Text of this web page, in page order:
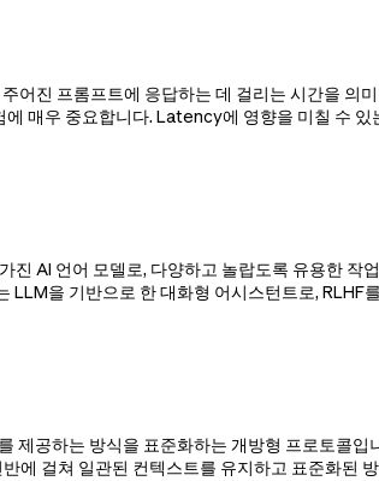
진 프롬프트에 응답하는 데 걸리는 시간을 의
매우 중요합니다. Latency에 영향을 미칠 수
AI 언어 모델로, 다양하고 놀랍도록 유용한 작
을 기반으로 한 대화형 어시스턴트로,
하는 방식을 표준화하는 개방형 프로토콜입
에 걸쳐 일관된 컨텍스트를 유지하고 표준화된